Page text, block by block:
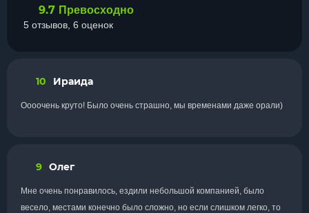
9.7 Превосходно
5 отзывов, 6 оценок
10 Ираида
Оооочень круто! Было очень страшно, мы временами даже орали)
9 Олег
Мне очень понравилось, ездили небольшой компанией, было
весело, местами конечно было сложно, но если слишком легко, то